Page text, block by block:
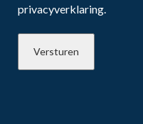
privacyverklaring.